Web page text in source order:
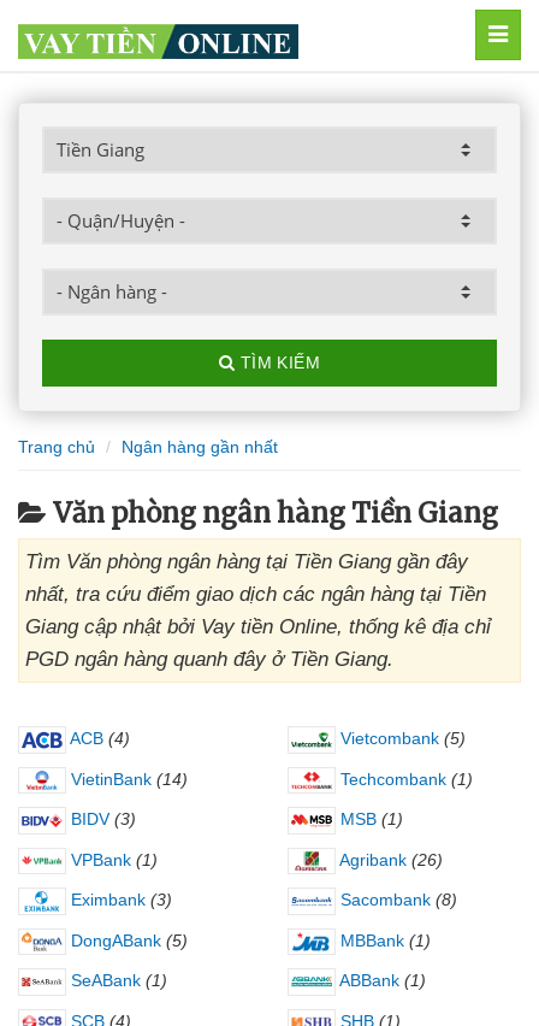
TÌM KIẾM
Trang chủ Ngân hàng gần nhất
Văn phòng ngân hàng Tiền Giang
Tìm Văn phòng ngân hàng tại Tiền Giang gần đây
nhất, tra cứu điểm giao dịch các ngân hàng tại Tiền
Giang cập nhật bởi Vay tiền Online, thống kê địa chỉ
PGD ngân hàng quanh đây ở Tiền Giang.
ACB (4) Vietcombank (5)
VietinBank (14) Techcombank (1)
BIDV (3) MSB (1)
VPBank (1) Agribank (26)
Eximbank (3) Sacombank (8)
DongABank (5) MBBank (1)
SeABank (1) ABBank (1)
SCB (4) SHB (1)